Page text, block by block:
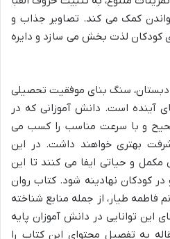
کمک می کند. تصاویر جذاب و
کودکان لذت بخش می سازد و دایره
دبستان، سنگ بنای موفقیت تحصیلی
آینده است. دانش آموزانی که در
صحیح و با سرعت مناسب را کسب می
بهتری خواهند داشت. در این
و حیاتی ایفا می کنند تا این
در کودکان نهادینه شود. کتاب روان
فاطمه طیار، از جمله منابع شناخته
توانایی در دانش آموزان پایه
به تفصیل محتوای این کتاب را